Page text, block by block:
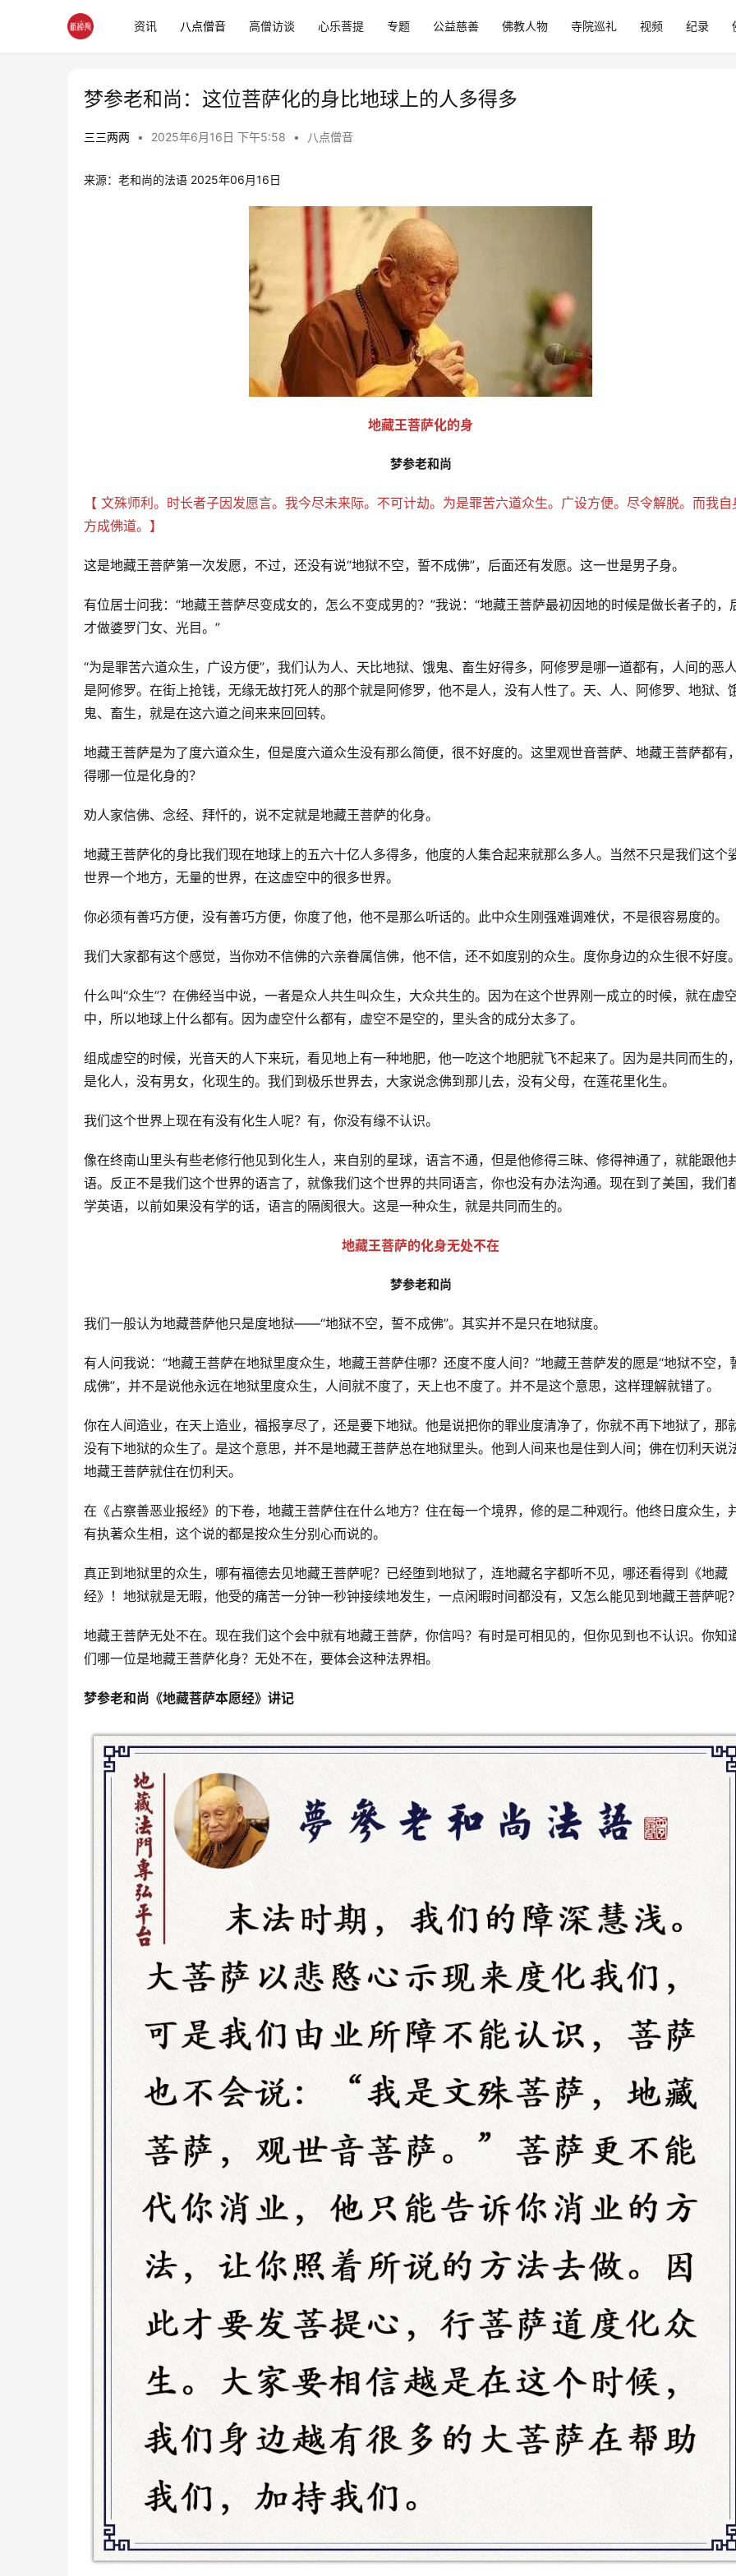
资讯 八点僧音 高僧访谈 心乐菩提 专题 公益慈善 佛教人物 寺院巡礼 视频 纪录
梦参老和尚：这位菩萨化的身比地球上的人多得多
三三两两 • 2025年6月16日 下午5:58 • 八点僧音
来源：老和尚的法语 2025年06月16日
地藏王菩萨化的身
梦参老和尚
【 文殊师利。时长者子因发愿言。我今尽未来际。不可计劫。为是罪苦六道众生。广设方便。尽令解脱。而我自
方成佛道。】
这是地藏王菩萨第一次发愿，不过，还没有说“地狱不空，誓不成佛”，后面还有发愿。这一世是男子身。
有位居士问我：“地藏王菩萨尽变成女的，怎么不变成男的？”我说：“地藏王菩萨最初因地的时候是做长者子的，
才做婆罗门女、光目。”
“为是罪苦六道众生，广设方便”，我们认为人、天比地狱、饿鬼、畜生好得多，阿修罗是哪一道都有，人间的恶
是阿修罗。在街上抢钱，无缘无故打死人的那个就是阿修罗，他不是人，没有人性了。天、人、阿修罗、地狱、
鬼、畜生，就是在这六道之间来来回回转。
地藏王菩萨是为了度六道众生，但是度六道众生没有那么简便，很不好度的。这里观世音菩萨、地藏王菩萨都有
得哪一位是化身的？
劝人家信佛、念经、拜忏的，说不定就是地藏王菩萨的化身。
地藏王菩萨化的身比我们现在地球上的五六十亿人多得多，他度的人集合起来就那么多人。当然不只是我们这个
世界一个地方，无量的世界，在这虚空中的很多世界。
你必须有善巧方便，没有善巧方便，你度了他，他不是那么听话的。此中众生刚强难调难伏，不是很容易度的。
我们大家都有这个感觉，当你劝不信佛的六亲眷属信佛，他不信，还不如度别的众生。度你身边的众生很不好度。
什么叫“众生”？在佛经当中说，一者是众人共生叫众生，大众共生的。因为在这个世界刚一成立的时候，就在虚空
中，所以地球上什么都有。因为虚空什么都有，虚空不是空的，里头含的成分太多了。
组成虚空的时候，光音天的人下来玩，看见地上有一种地肥，他一吃这个地肥就飞不起来了。因为是共同而生的
是化人，没有男女，化现生的。我们到极乐世界去，大家说念佛到那儿去，没有父母，在莲花里化生。
我们这个世界上现在有没有化生人呢？有，你没有缘不认识。
像在终南山里头有些老修行他见到化生人，来自别的星球，语言不通，但是他修得三昧、修得神通了，就能跟他
语。反正不是我们这个世界的语言了，就像我们这个世界的共同语言，你也没有办法沟通。现在到了美国，我们
学英语，以前如果没有学的话，语言的隔阂很大。这是一种众生，就是共同而生的。
地藏王菩萨的化身无处不在
梦参老和尚
我们一般认为地藏菩萨他只是度地狱——“地狱不空，誓不成佛”。其实并不是只在地狱度。
有人问我说：“地藏王菩萨在地狱里度众生，地藏王菩萨住哪？还度不度人间？”地藏王菩萨发的愿是“地狱不空，
成佛”，并不是说他永远在地狱里度众生，人间就不度了，天上也不度了。并不是这个意思，这样理解就错了。
你在人间造业，在天上造业，福报享尽了，还是要下地狱。他是说把你的罪业度清净了，你就不再下地狱了，那
没有下地狱的众生了。是这个意思，并不是地藏王菩萨总在地狱里头。他到人间来也是住到人间；佛在忉利天说法
地藏王菩萨就住在忉利天。
在《占察善恶业报经》的下卷，地藏王菩萨住在什么地方？住在每一个境界，修的是二种观行。他终日度众生，
有执著众生相，这个说的都是按众生分别心而说的。
真正到地狱里的众生，哪有福德去见地藏王菩萨呢？已经堕到地狱了，连地藏名字都听不见，哪还看得到《地藏
经》！地狱就是无暇，他受的痛苦一分钟一秒钟接续地发生，一点闲暇时间都没有，又怎么能见到地藏王菩萨呢？
地藏王菩萨无处不在。现在我们这个会中就有地藏王菩萨，你信吗？有时是可相见的，但你见到也不认识。你知
们哪一位是地藏王菩萨化身？无处不在，要体会这种法界相。
梦参老和尚《地藏菩萨本愿经》讲记